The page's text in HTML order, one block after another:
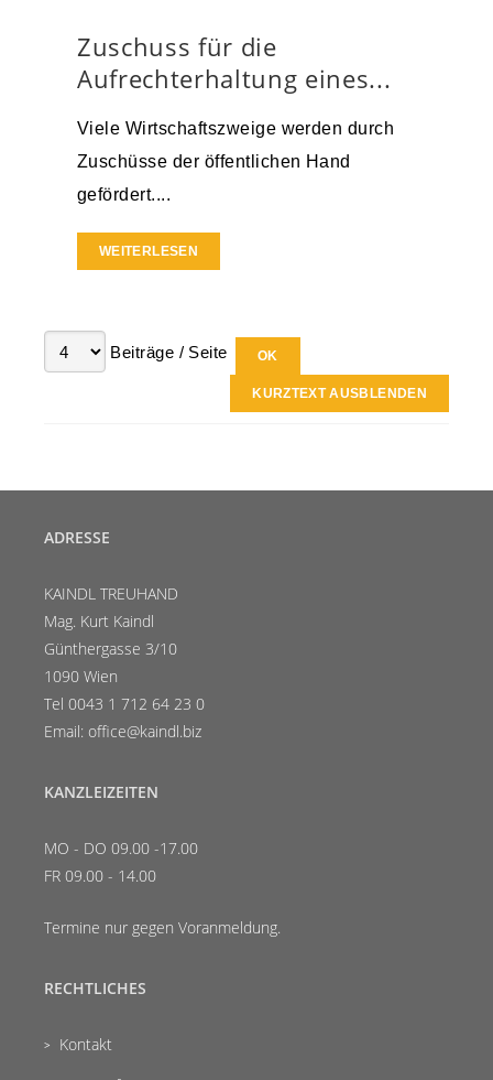
Zuschuss für die
Aufrechterhaltung eines...
Viele Wirtschaftszweige werden durch
Zuschüsse der öffentlichen Hand
gefördert....
WEITERLESEN
Beiträge / Seite
KURZTEXT AUSBLENDEN
ADRESSE
KAINDL TREUHAND
Mag. Kurt Kaindl
Günthergasse 3/10
1090 Wien
Tel 0043 1 712 64 23 0
Email: office@kaindl.biz
KANZLEIZEITEN
MO - DO 09.00 -17.00
FR 09.00 - 14.00
Termine nur gegen Voranmeldung.
RECHTLICHES
Kontakt